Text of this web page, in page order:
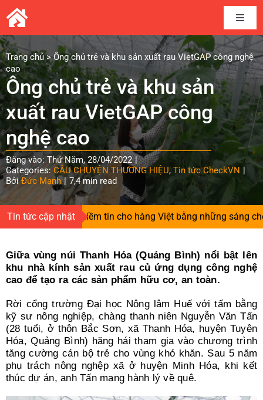
Skip
to
content
Toggle
Home
Câu chuyện thương hiệu
Kết nối cung cầu
Chia sẻ kinh nghiệm
Tài liệu
Search
for:
Trang chủ>Ông chủ trẻ và khu sản xuất rau VietGAP công nghệ
cao
Ông chủ trẻ và khu sản
xuất rau VietGAP công
nghệ cao
Đăng vào: Thứ Năm, 28/04/2022 |
Categories: CÂU CHUYỆN THƯƠNG HIỆU,Tin tức CheckVN |
BởiĐức Mạnh | 7,4 min read
Tin tức cập nhật
gieo niềm tin cho hàng Việt bằng những sáng chế độc
Giữa vùng núi Thanh Hóa (Quảng Bình) nổi bật lên
khu nhà kính sản xuất rau củ ứng dụng công nghệ
cao để tạo ra các sản phẩm hữu cơ, an toàn.
Rời cổng trường Đại học Nông lâm Huế với tấm bằng
kỹ sư nông nghiệp, chàng thanh niên Nguyễn Văn Tấn
(28 tuổi, ở thôn Bắc Sơn, xã Thanh Hóa, huyện Tuyên
Hóa, Quảng Bình) hăng hái tham gia vào chương trình
tăng cường cán bộ trẻ cho vùng khó khăn. Sau 5 năm
phụ trách nông nghệp xã ở huyện Minh Hóa, khi kết
thúc dự án, anh Tấn mang hành lý về quê.